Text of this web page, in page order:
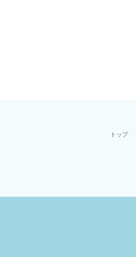
トップ